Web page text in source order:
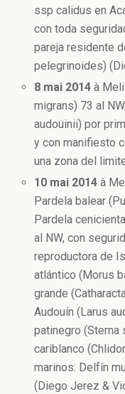
ssp calidus en
con toda
pareja residente
pelegrinoides)
8 mai 2014 à
migrans) 73 al
audouinii) por
y con manifiesto
una zona del
10 mai 2014 à
Pardela balear
Pardela
al NW, con
reproductora de
atlántico (Morus
grande
Audouín (Larus
patinegro (Sterna
cariblanco
marinos: Delfín
(Diego Jerez &